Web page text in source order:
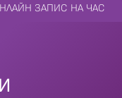
ЗАПИС НА ЧАС